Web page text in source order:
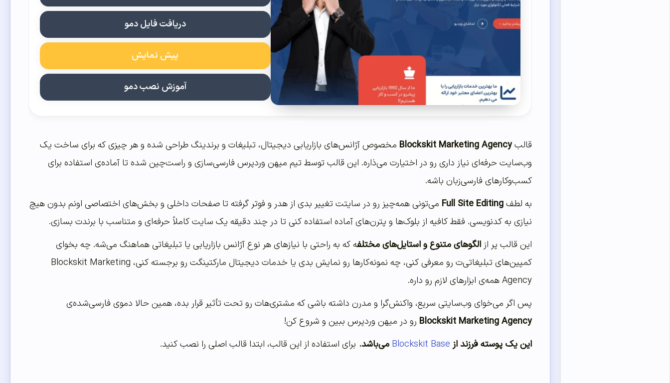
دریافت فایل دمو
پیش نمایش
آموزش نصب دمو
قالبBlockskit Marketing Agency مخصوص آژانس‌های بازاریابی دیجیتال، تبلیغات و برندینگ طراحی شده و هر چیزی که برای ساخت یک
وب‌سایت حرفه‌ای نیاز داری رو در اختیارت می‌ذاره. این قالب توسط تیم میهن وردپرس فارسی‌سازی و راست‌چین شده تا آماده‌ی استفاده برای
کسب‌وکارهای فارسی‌زبان باشه.
به لطفFull Site Editing می‌تونی همه‌چیز رو در سایتت تغییر بدی از هدر و فوتر گرفته تا صفحات داخلی و بخش‌های اختصاصی اونم بدون هیچ
نیازی به کدنویسی. فقط کافیه از بلوک‌ها و پترن‌های آماده استفاده کنی تا در چند دقیقه یک سایت کاملاً حرفه‌ای و متناسب با برندت بسازی.
این قالب پر از الگوهای متنوع و استایل‌های مختلفه که به راحتی با نیازهای هر نوع آژانس بازاریابی یا تبلیغاتی هماهنگ می‌شه. چه بخوای
کمپین‌های تبلیغاتی‌ت رو معرفی کنی، چه نمونه‌کارها رو نمایش بدی یا خدمات دیجیتال مارکتینگت رو برجسته کنی، Blockskit Marketing
Agency همه‌ی ابزارهای لازم رو داره.
پس اگر می‌خوای وب‌سایتی سریع، واکنش‌گرا و مدرن داشته باشی که مشتری‌هات رو تحت تأثیر قرار بده، همین حالا دموی فارسی‌شده‌ی
Blockskit Marketing Agency رو در میهن وردپرس ببین و شروع کن!
این یک پوسته فرزند از Blockskit Base می‌باشد. برای استفاده از این قالب، ابتدا قالب اصلی را نصب کنید.